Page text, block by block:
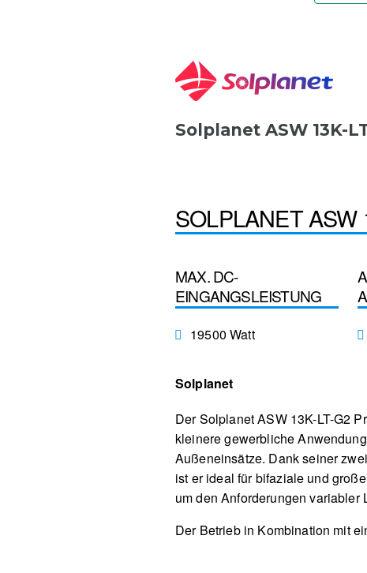
Solplanet ASW 13K-
SOLPLANET
MAX. DC-
EINGANGSLEISTUNG
19500 Watt
Solplanet
Der Solplanet ASW 13K-LT-G2
kleinere gewerbliche
Außeneinsätze. Dank seiner
ist er ideal für bifaziale und
um den Anforderungen variabler
Der Betrieb in Kombination mit